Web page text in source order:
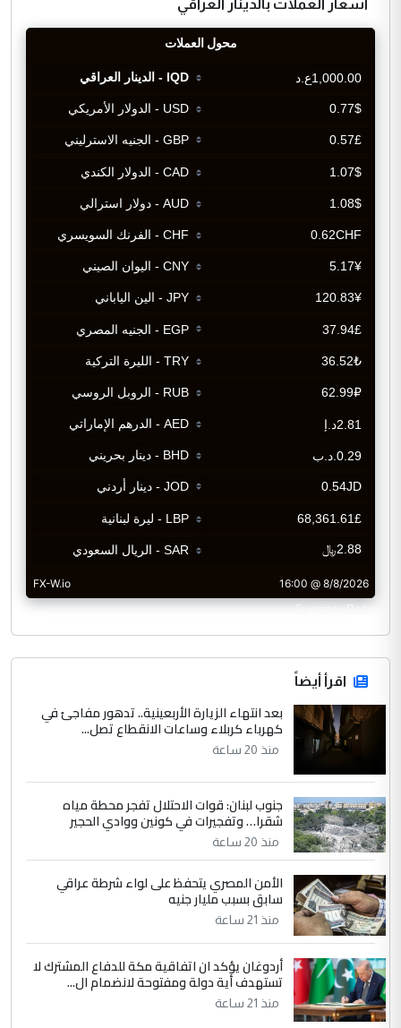
اسعار العملات بالدينار العراقي
CurrencyRate
اقرأ أيضاً
بعد انتهاء الزيارة الأربعينية.. تدهور مفاجئ في
كهرباء كربلاء وساعات الانقطاع تصل...
منذ 20 ساعة
جنوب لبنان: قوات الاحتلال تفجر محطة مياه
شقرا… وتفجيرات في كونين ووادي الحجير
منذ 20 ساعة
الأمن المصري يتحفظ على لواء شرطة عراقي
سابق بسبب مليار جنيه
منذ 21 ساعة
أردوغان يؤكد ان اتفاقية مكة للدفاع المشترك لا
تستهدف أية دولة ومفتوحة لانضمام ال...
منذ 21 ساعة